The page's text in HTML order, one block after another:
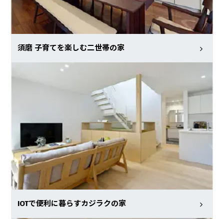
須磨 子育てを楽しむ二世帯の家
IOTで便利に暮らすカジラクの家